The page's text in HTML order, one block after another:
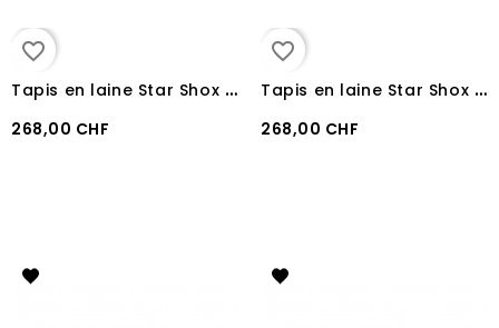
favorite_border
T
apis en laine Star Shox Pool's RED BLACK
268,00 CHF
favorite_border
T
apis en laine Star Shox Pool's LIME SAND
268,00 CHF